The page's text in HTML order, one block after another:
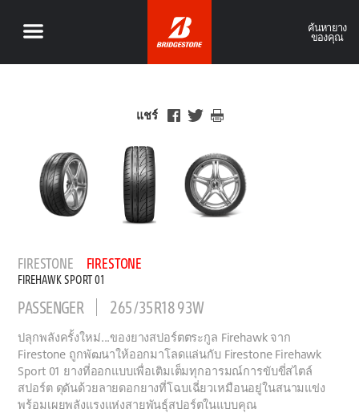
ค้นหายาง
ของคุณ
แชร์
FIRESTONE FIRESTONE
FIREHAWK SPORT 01
PASSENGER 265/35R18 93W
ปลุกพลังครั้งใหม่...ของยางสปอร์ตตระกูล Firehawk จาก
Firestone ถูกพัฒนาให้ออกมาโลดแล่นกับ Firestone Firehawk
Sport 01 ยางที่ออกแบบเพื่อเติมเต็มทุกอารมณ์การขับขี่สไตล์
สปอร์ต ดุดันด้วยลายดอกยางที่โฉบเฉี่ยวเหมือนอยู่ในสนามแข่ง
พร้อมเผยพลังแรงแห่งสายพันธุ์สปอร์ตในแบบคุณ